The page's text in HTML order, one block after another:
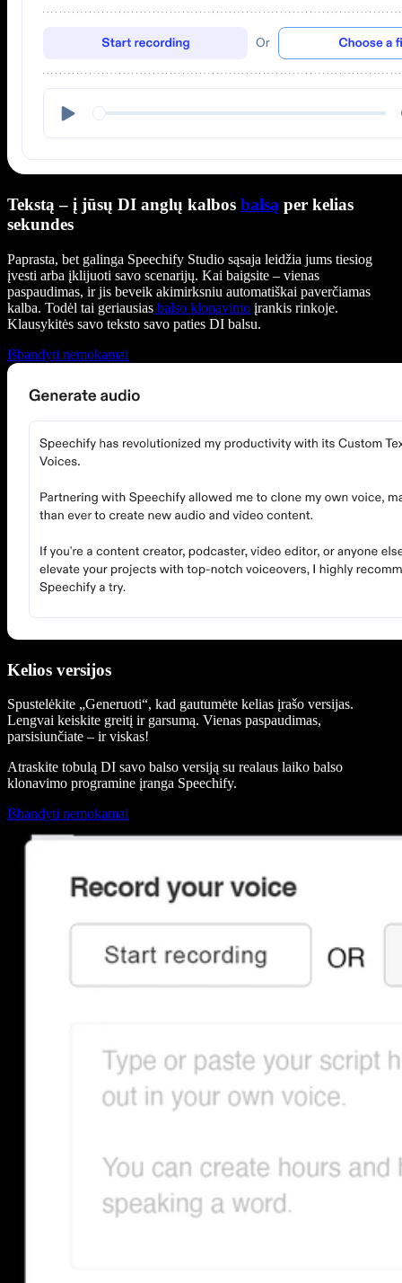
Tekstą – į jūsų DI anglų kalbos balsą per kelias
sekundes
Paprasta, bet galinga Speechify Studio sąsaja leidžia jums tiesiog
įvesti arba įklijuoti savo scenarijų. Kai baigsite – vienas
paspaudimas, ir jis beveik akimirksniu automatiškai paverčiamas
kalba. Todėl tai geriausias balso klonavimo įrankis rinkoje.
Klausykitės savo teksto savo paties DI balsu.
Išbandyti nemokamai
Kelios versijos
Spustelėkite „Generuoti“, kad gautumėte kelias įrašo versijas.
Lengvai keiskite greitį ir garsumą. Vienas paspaudimas,
parsisiunčiate – ir viskas!
Atraskite tobulą DI savo balso versiją su realaus laiko balso
klonavimo programine įranga Speechify.
Išbandyti nemokamai